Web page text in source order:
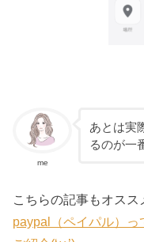
me
あとは実
るのが一
こちらの記事もオスス
paypal（ペイパル）